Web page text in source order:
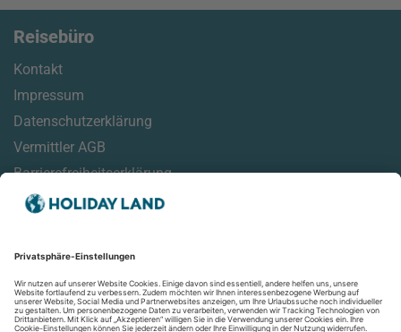
Reisebüro
Kontakt
Impressum
Datenschutzerklärung
Vermittler AGB
Barrierefreiheitserklärung
Online Check-In Informationen
Reisehinweise
Reisemonitor